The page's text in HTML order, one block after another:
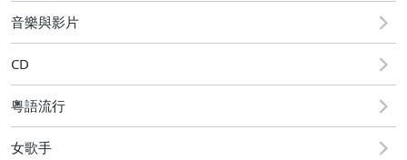
音樂與影片
CD
粵語流行
女歌手